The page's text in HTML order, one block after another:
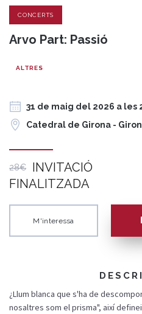
CONCERTS
Arvo Part: Passió
ALTRES
31 de maig del 2026 a les
Catedral de Girona -
28€
INVITACIÓ
FINALITZADA
M'interessa
¿Llum blanca que s'ha de
nosaltres som el prisma", així